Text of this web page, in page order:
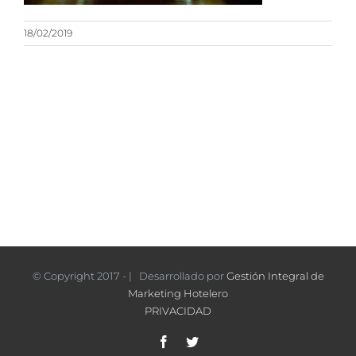
18/02/2019
© Copyright 2017 - | Desarrollado porGestión Integral de
Marketing Hotelero
PRIVACIDAD
FacebookTwitter